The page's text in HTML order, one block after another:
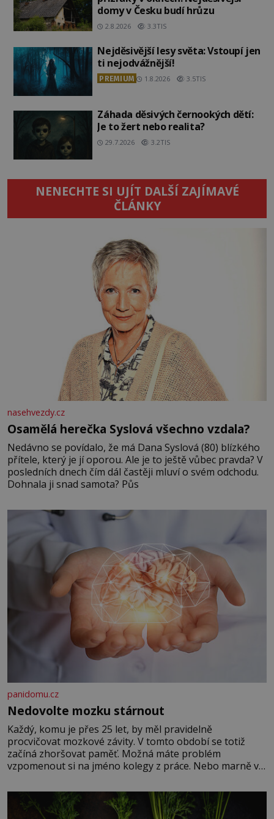
domy v Česku budí hrůzu
2.8.2026 3.3TIS
Nejděsivější lesy světa: Vstoupí jen
ti nejodvážnější!
PREMIUM 1.8.2026 3.5TIS
Záhada děsivých černookých dětí:
Je to žert nebo realita?
29.7.2026 3.2TIS
NENECHTE SI UJÍT DALŠÍ ZAJÍMAVÉ
ČLÁNKY
nasehvezdy.cz
Osamělá herečka Syslová všechno vzdala?
Nedávno se povídalo, že má Dana Syslová (80) blízkého
přítele, který je jí oporou. Ale je to ještě vůbec pravda? V
posledních dnech čím dál častěji mluví o svém odchodu.
Dohnala ji snad samota? Půs
panidomu.cz
Nedovolte mozku stárnout
Každý, komu je přes 25 let, by měl pravidelně
procvičovat mozkové závity. V tomto období se totiž
začíná zhoršovat paměť. Možná máte problém
vzpomenout si na jméno kolegy z práce. Nebo marně v
Je to opravdu tak, s věkem jako kdyby se paměť
rozhodla stávkovat. Cvičte